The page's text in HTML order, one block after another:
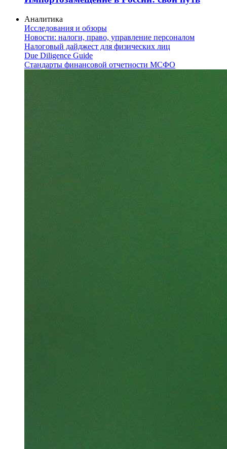
Аналитика
Исследования и обзоры
Новости: налоги, право, управление персоналом
Налоговый дайджест для физических лиц
Due Diligence Guide
Стандарты финансовой отчетности МСФО